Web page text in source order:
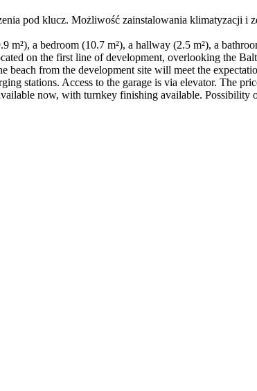
pod klucz. Możliwość zainstalowania klimatyzacji i
a bedroom (10.7 m²), a hallway (2.5 m²), a
on the first line of development, overlooking the
from the development site will meet the
stations. Access to the garage is via elevator. The
now, with turnkey finishing available.